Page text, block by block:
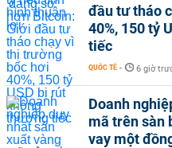
đầu tư tháo
40%, 150 tỷ
tiếc
QUỐC TẾ - 6 giờ
Doanh
mã trên sàn
vay một